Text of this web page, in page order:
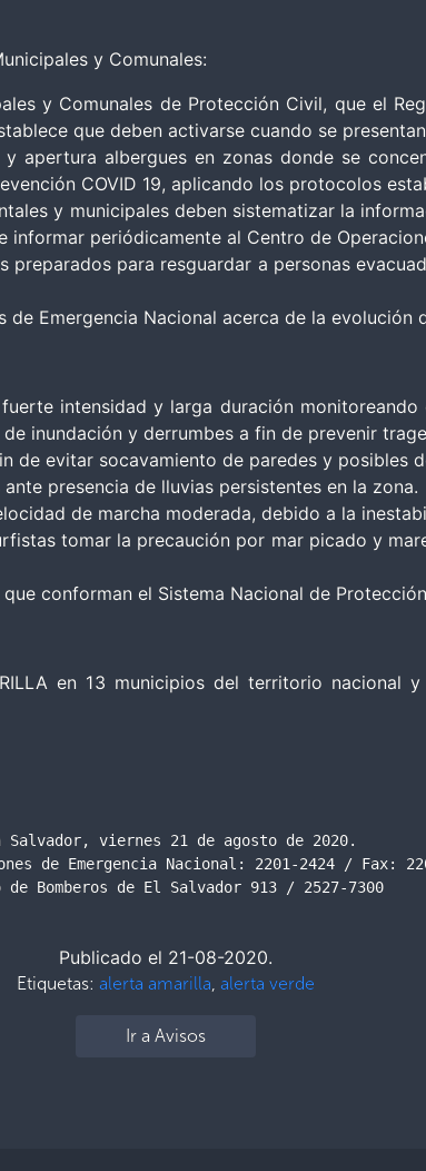
y Comunales:
y Comunales de Protección Civil, que el
que deben activarse cuando se
apertura albergues en zonas donde se
COVID 19, aplicando los protocolos
y municipales deben sistematizar la
periódicamente al Centro de
preparados para resguardar a personas
Emergencia Nacional acerca de la evolución
intensidad y larga duración
inundación y derrumbes a fin de prevenir
de evitar socavamiento de paredes y posibles
presencia de lluvias persistentes en la zona.
de marcha moderada, debido a la
tomar la precaución por mar picado y
conforman el Sistema Nacional de
en 13 municipios del territorio nacional
Salvador, viernes 21 de agosto de 2020.
de Emergencia Nacional: 2201-2424 / Fax:
de Bomberos de El Salvador 913 / 2527-7300
Publicado el 21-08-2020.
Etiquetas: alerta amarilla alerta verde
Ir a Avisos